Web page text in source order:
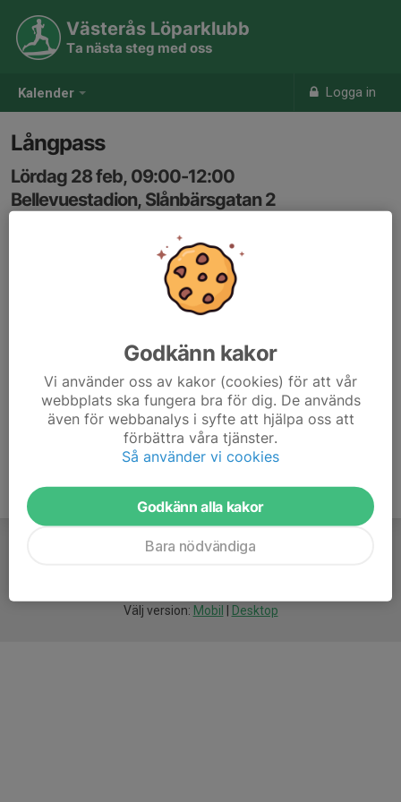
Kalender Logga in
Västerås Löparklubb
Ta nästa steg med oss
Långpass
Lördag 28 feb, 09:00-12:00
Bellevuestadion, Slånbärsgatan 2
ca 20-30km i 5- och 6 min/km fart
Välj version: Mobil Desktop
Godkänn kakor
Vi använder oss av kakor (cookies) för att vår
webbplats ska fungera bra för dig. De används
även för webbanalys i syfte att hjälpa oss att
förbättra våra tjänster.
Så använder vi cookies
Godkänn alla kakor
Bara nödvändiga